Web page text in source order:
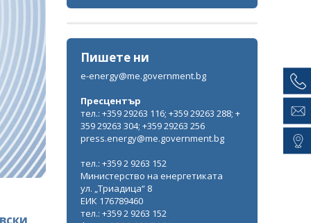
Пишете ни
e-energy@me.government.bg
Пресцентър
тел.: +359 29263 116; +359 29263 288; +
359 29263 304; +359 29263 256
press.energy@me.government.bg
тел.: +359 2 9263 152
Министерство на енергетиката
ул. „Триадица“ 8
ЕИК 176789460
тел.: +359 2 9263 152